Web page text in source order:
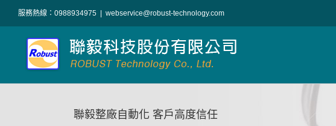
content
服務熱線：0988934975 webservice@robust-technology.com
聯毅整廠自動化 客戶高度信任